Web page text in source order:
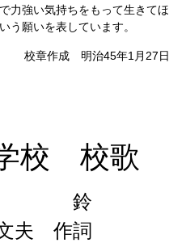
力強い気持ちをもって生きてほ
う願いを表しています。
校章作成 明治45年1月27日
校 校歌
鈴
夫 作詞